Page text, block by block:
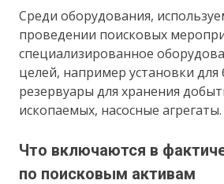
Среди оборудования,
проведении поисковых
специализированное
целей, например установки для
резервуары для хранения
ископаемых, насосные агрегаты.
Что включаются в
по поисковым активам